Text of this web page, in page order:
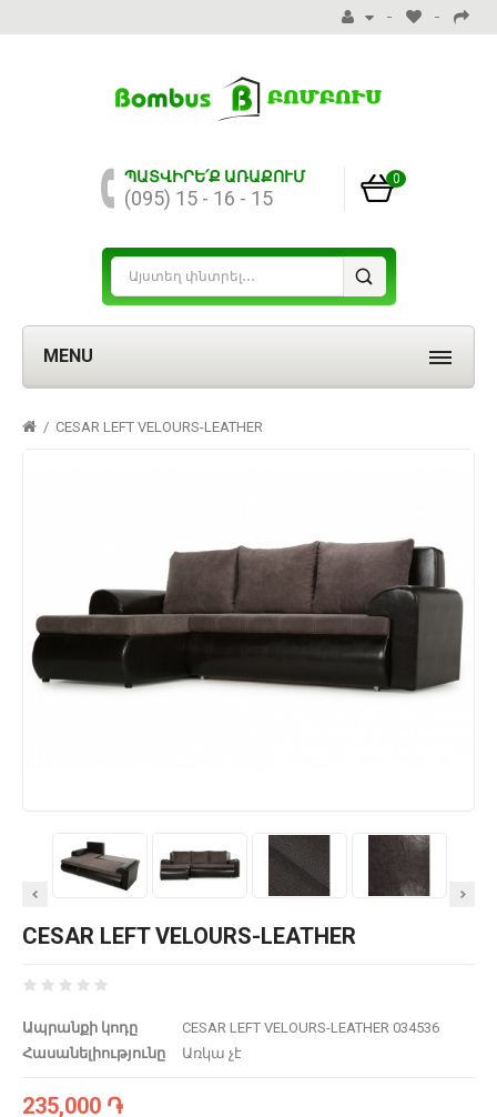
0
ՊԱՏՎԻՐԵ՛Ք ԱՌԱՔՈՒՄ
(095) 15 - 16 - 15
MENU
CESAR LEFT VELOURS-LEATHER
CESAR LEFT VELOURS-LEATHER
Ապրանքի կոդը
CESAR LEFT VELOURS-LEATHER 034536
Հասանելիությունը
Առկա չէ
235,000 ֏